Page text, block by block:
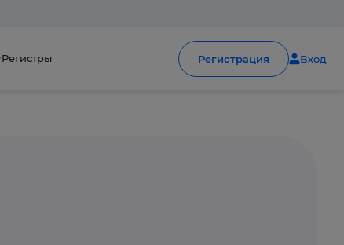
Регистры Регистрация Вход